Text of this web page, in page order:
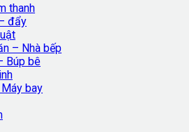
thanh
đẩy
– Nhà bếp
Búp bê
bay